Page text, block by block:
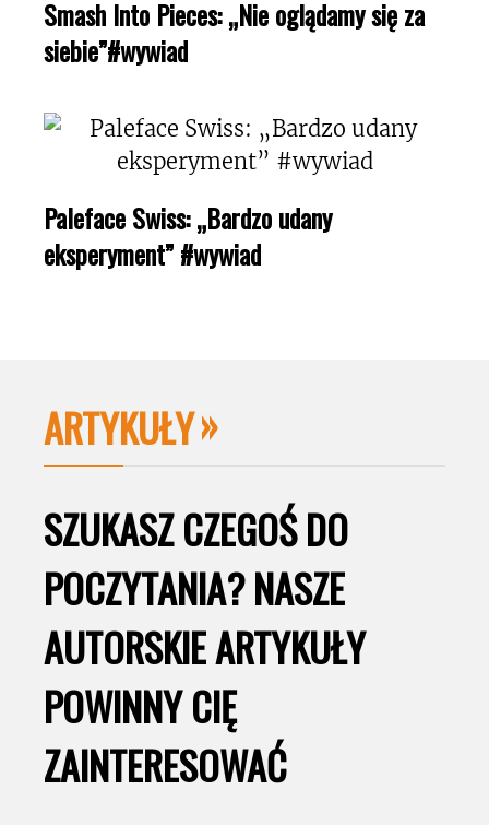
Smash Into Pieces: „Nie oglądamy się za
siebie”#wywiad
Paleface Swiss: „Bardzo udany
eksperyment” #wywiad
ARTYKUŁY
SZUKASZ CZEGOŚ DO
POCZYTANIA? NASZE
AUTORSKIE ARTYKUŁY
POWINNY CIĘ
ZAINTERESOWAĆ